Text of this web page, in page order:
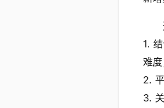
1.
难
2.
3.